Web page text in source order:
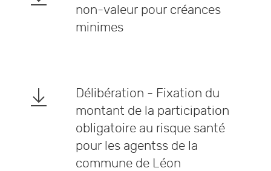
non-valeur pour créances
minimes
Délibération - Fixation du
montant de la participation
obligatoire au risque santé
pour les agentss de la
commune de Léon